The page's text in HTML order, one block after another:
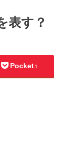
表す？
Pocket 1